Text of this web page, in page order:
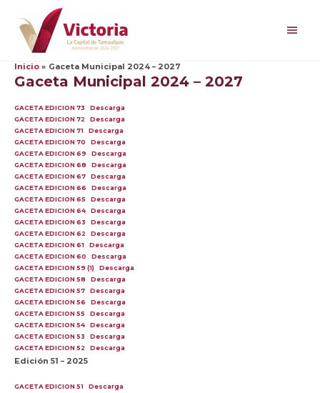
contenido
Inicio Gaceta Municipal 2024 – 2027
Gaceta Municipal 2024 – 2027
GACETA EDICION 73
Descarga
GACETA EDICION 72
Descarga
GACETA EDICION 71
Descarga
GACETA EDICION 70
Descarga
GACETA EDICION 69
Descarga
GACETA EDICION 68
Descarga
GACETA EDICION 67
Descarga
GACETA EDICION 66
Descarga
GACETA EDICION 65
Descarga
GACETA EDICION 64
Descarga
GACETA EDICION 63
Descarga
GACETA EDICION 62
Descarga
GACETA EDICION 61
Descarga
GACETA EDICION 60
Descarga
GACETA EDICION 59 (1)
Descarga
GACETA EDICION 58
Descarga
GACETA EDICION 57
Descarga
GACETA EDICION 56
Descarga
GACETA EDICION 55
Descarga
GACETA EDICION 54
Descarga
GACETA EDICION 53
Descarga
GACETA EDICION 52
Descarga
Edición 51 – 2025
GACETA EDICION 51 Descarga